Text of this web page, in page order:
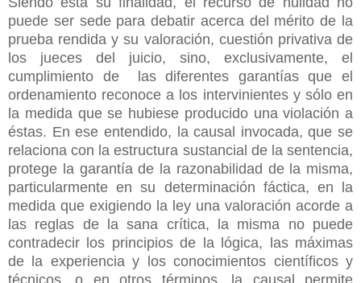
puede ser sede para debatir acerca del mérito de la
prueba rendida y su valoración, cuestión privativa de
los jueces del juicio, sino, exclusivamente, el
cumplimiento de las diferentes garantías que el
ordenamiento reconoce a los intervinientes y sólo en
la medida que se hubiese producido una violación a
éstas. En ese entendido, la causal invocada, que se
relaciona con la estructura sustancial de la sentencia,
protege la garantía de la razonabilidad de la misma,
particularmente en su determinación fáctica, en la
medida que exigiendo la ley una valoración acorde a
las reglas de la sana crítica, la misma no puede
contradecir los principios de la lógica, las máximas
de la experiencia y los conocimientos científicos y
técnicos, o en otros términos, la causal permite